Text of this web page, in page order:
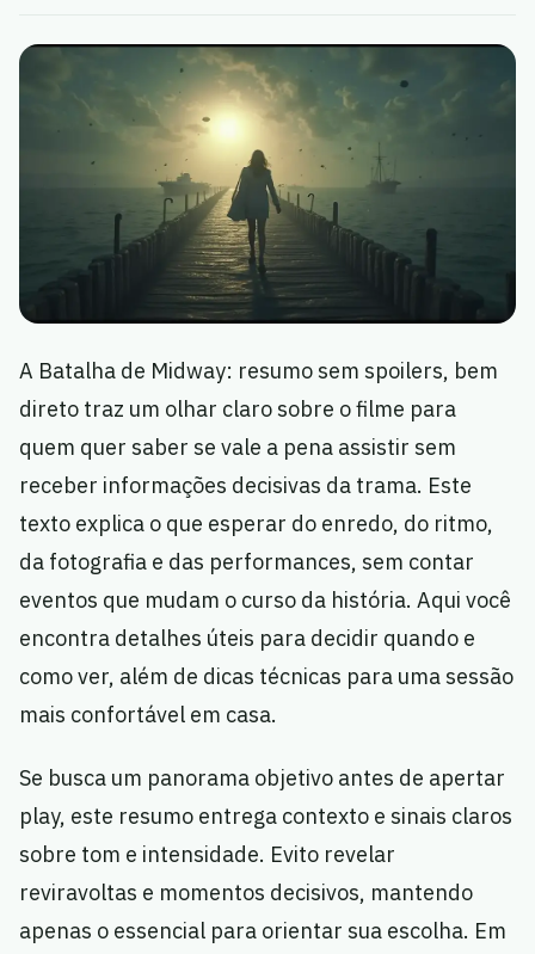
A Batalha de Midway: resumo sem spoilers, bem
direto traz um olhar claro sobre o filme para
quem quer saber se vale a pena assistir sem
receber informações decisivas da trama. Este
texto explica o que esperar do enredo, do ritmo,
da fotografia e das performances, sem contar
eventos que mudam o curso da história. Aqui você
encontra detalhes úteis para decidir quando e
como ver, além de dicas técnicas para uma sessão
mais confortável em casa.
Se busca um panorama objetivo antes de apertar
play, este resumo entrega contexto e sinais claros
sobre tom e intensidade. Evito revelar
reviravoltas e momentos decisivos, mantendo
apenas o essencial para orientar sua escolha. Em